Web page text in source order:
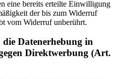
eine bereits erteilte Einwilligung
der bis zum Widerruf
vom Widerruf unberührt.
die Datenerhebung in
Direktwerbung (Art.